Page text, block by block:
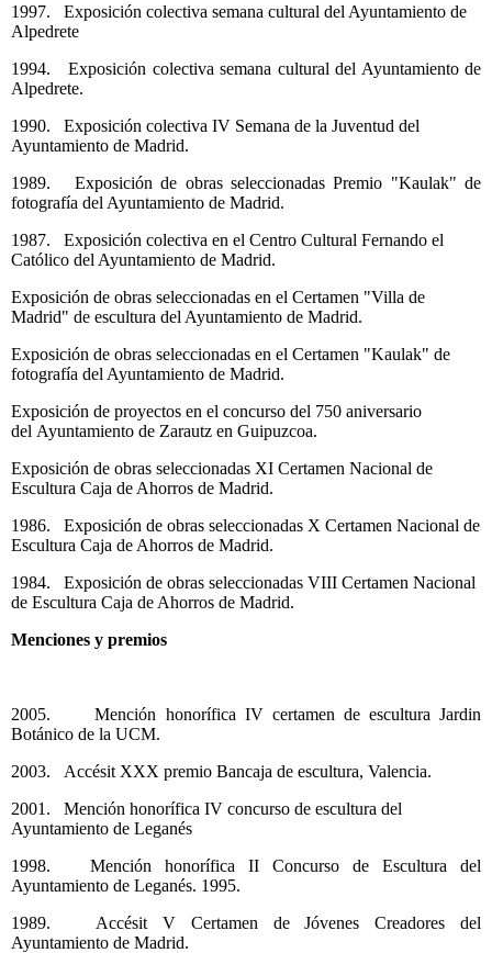
1997. Exposición colectiva semana cultural del Ayuntamiento de
Alpedrete
1994. Exposición colectiva semana cultural del Ayuntamiento de
Alpedrete.
1990. Exposición colectiva IV Semana de la Juventud del
Ayuntamiento de Madrid.
1989. Exposición de obras seleccionadas Premio "Kaulak" de
fotografía del Ayuntamiento de Madrid.
1987. Exposición colectiva en el Centro Cultural Fernando el
Católico del Ayuntamiento de Madrid.
Exposición de obras seleccionadas en el Certamen "Villa de
Madrid" de escultura del Ayuntamiento de Madrid.
Exposición de obras seleccionadas en el Certamen "Kaulak" de
fotografía del Ayuntamiento de Madrid.
Exposición de proyectos en el concurso del 750 aniversario
del Ayuntamiento de Zarautz en Guipuzcoa.
Exposición de obras seleccionadas XI Certamen Nacional de
Escultura Caja de Ahorros de Madrid.
1986. Exposición de obras seleccionadas X Certamen Nacional de
Escultura Caja de Ahorros de Madrid.
1984. Exposición de obras seleccionadas VIII Certamen Nacional
de Escultura Caja de Ahorros de Madrid.
Menciones y premios
2005. Mención honorífica IV certamen de escultura Jardin
Botánico de la UCM.
2003. Accésit XXX premio Bancaja de escultura, Valencia.
2001. Mención honorífica IV concurso de escultura del
Ayuntamiento de Leganés
1998. Mención honorífica II Concurso de Escultura del
Ayuntamiento de Leganés. 1995.
1989. Accésit V Certamen de Jóvenes Creadores del
Ayuntamiento de Madrid.